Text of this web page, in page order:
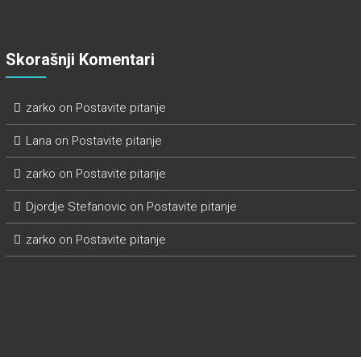
Skorašnji Komentari
zarko on Postavite pitanje
Lana on Postavite pitanje
zarko on Postavite pitanje
Djordje Stefanovic on Postavite pitanje
zarko on Postavite pitanje